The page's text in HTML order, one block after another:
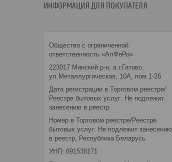
ИНФОРМАЦИЯ ДЛЯ ПОКУПАТЕЛЯ
Общество с ограниченной
ответственность «АлФеРо»
223017 Минский р-н, а.г.Гатово,
ул.Металлургическая, 10А, пом.1-26
Дата регистрации в Торговом реестре/
Реестре бытовых услуг: Не подлежит
занесению в реестр
Номер в Торговом реестре/Реестре
бытовых услуг: Не подлежит занесению
в реестр, Республика Беларусь
УНП: 691538171